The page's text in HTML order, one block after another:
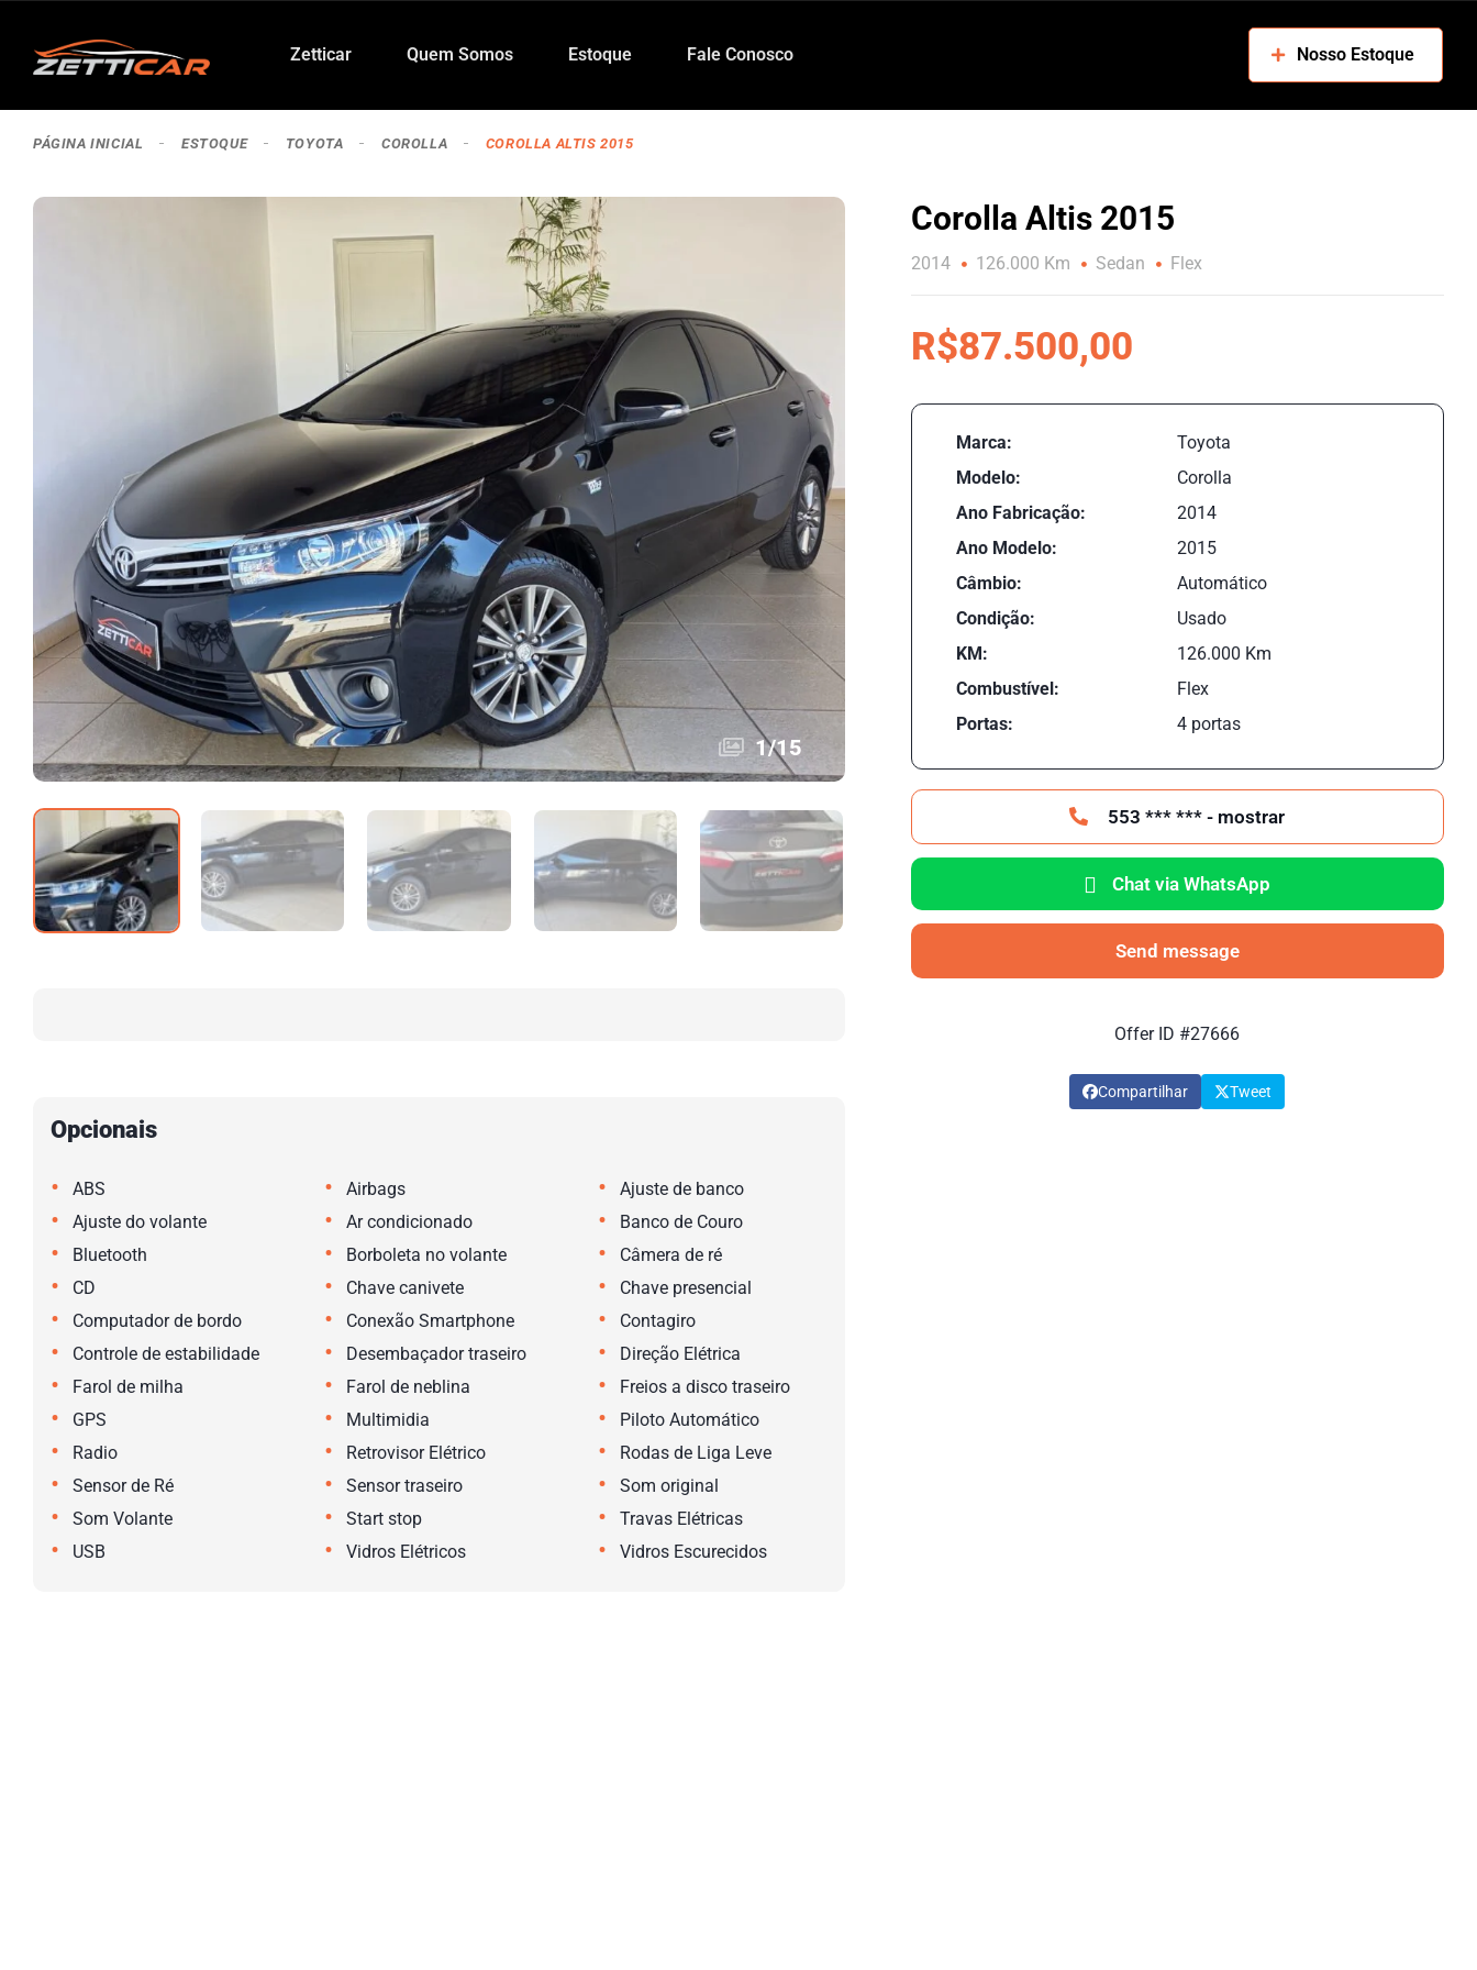
Zetticar Quem Somos Estoque Fale Conosco Nosso Estoque
PÁGINA INICIAL ESTOQUE TOYOTA COROLLA COROLLA ALTIS 2015
1/15
Opcionais
• ABS • Airbags • Ajuste de banco
• Ajuste do volante • Ar condicionado • Banco de Couro
• Bluetooth • Borboleta no volante • Câmera de ré
• CD • Chave canivete • Chave presencial
• Computador de bordo • Conexão Smartphone • Contagiro
• Controle de estabilidade • Desembaçador traseiro • Direção Elétrica
• Farol de milha • Farol de neblina • Freios a disco traseiro
• GPS • Multimidia • Piloto Automático
• Radio • Retrovisor Elétrico • Rodas de Liga Leve
• Sensor de Ré • Sensor traseiro • Som original
• Som Volante • Start stop • Travas Elétricas
• USB • Vidros Elétricos • Vidros Escurecidos
Corolla Altis 2015
2014 126.000 Km Sedan Flex
R$87.500,00
Marca:
Toyota
Modelo:
Corolla
Ano Fabricação:
2014
Ano Modelo:
2015
Câmbio:
Automático
Condição:
Usado
KM:
126.000 Km
Combustível:
Flex
Portas:
4 portas
553 *** *** - mostrar
Chat via WhatsApp
Send message
Offer ID #27666
Compartilhar Tweet